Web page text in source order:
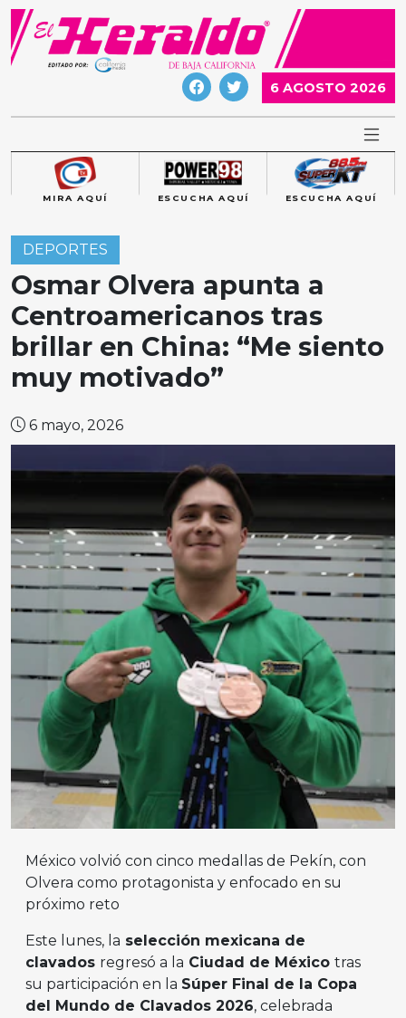
Skip
content
6 AGOSTO 2026
MIRA AQUÍ ESCUCHA AQUÍ ESCUCHA AQUÍ
DEPORTES
Osmar Olvera apunta a
Centroamericanos tras
brillar en China: “Me siento
muy motivado”
6 mayo, 2026
México volvió con cinco medallas de Pekín, con
Olvera como protagonista y enfocado en su
próximo reto
Este lunes, la selección mexicana de
clavados regresó a la Ciudad de México tras
su participación en la Súper Final de la Copa
del Mundo de Clavados 2026, celebrada